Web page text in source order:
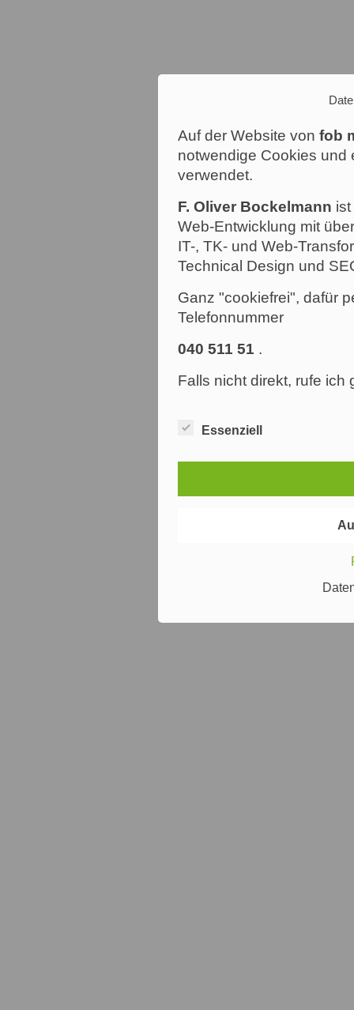
Auf der Website von fob
notwendige Cookies und
verwendet.
F. Oliver Bockelmann
Web-Entwicklung mit
IT-, TK- und Web-
Technical Design und
Ganz "cookiefrei", dafür
Telefonnummer
040 511 51 .
Falls nicht direkt, rufe ich
Essenziell